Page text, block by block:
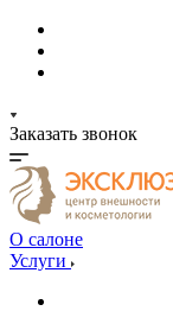
Заказать звонок
О салоне
Услуги